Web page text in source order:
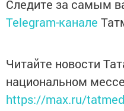
Следите за самым
Telegram-канале
Читайте новости
национальном
https://max.ru/